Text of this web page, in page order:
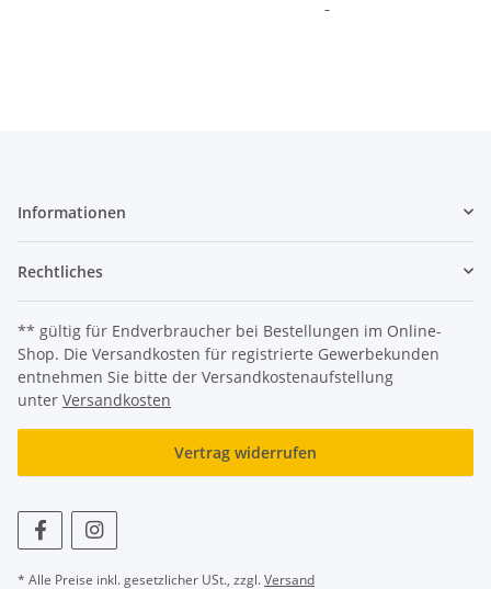
Informationen
Rechtliches
** gültig für Endverbraucher bei Bestellungen im Online-
Shop. Die Versandkosten für registrierte Gewerbekunden
entnehmen Sie bitte der Versandkostenaufstellung
unter Versandkosten
Vertrag widerrufen
* Alle Preise inkl. gesetzlicher USt., zzgl.Versand